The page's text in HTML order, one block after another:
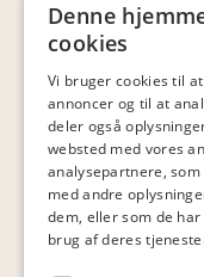
Denne
cookies
Vi bruger cookies til
annoncer og til at
deler også
websted med vores
analysepartnere,
med andre
dem, eller som de
brug af deres